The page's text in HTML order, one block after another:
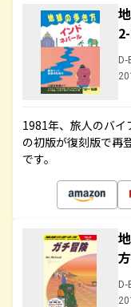
D-
1981年、旅人のバイ
の初版が復刻版で
です。
D-